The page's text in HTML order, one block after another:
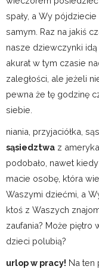
spały, a Wy
samym. Raz na jakiś
nasze dziewczynki
akurat w tym czasie
zaległości, ale jeżeli
pewna że tę godzinę
siebie.
niania, przyjaciółka,
sąsiedztwa z
podobało, nawet
macie osobę, która
Waszymi dziećmi, a
ktoś z Waszych
zaufania? Może piętro
dzieci polubią?
urlop w pracy! Na ten